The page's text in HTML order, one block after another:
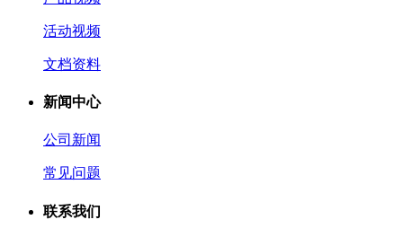
活动视频
文档资料
新闻中心
公司新闻
常见问题
联系我们